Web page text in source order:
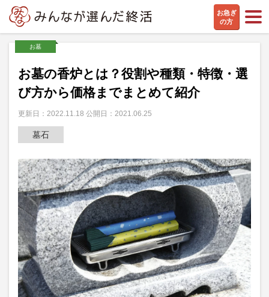
お急ぎ
の方
お墓
お墓の香炉とは？役割や種類・特徴・選
び方から価格までまとめて紹介
更新日：2022.11.18 公開日：2021.06.25
墓石